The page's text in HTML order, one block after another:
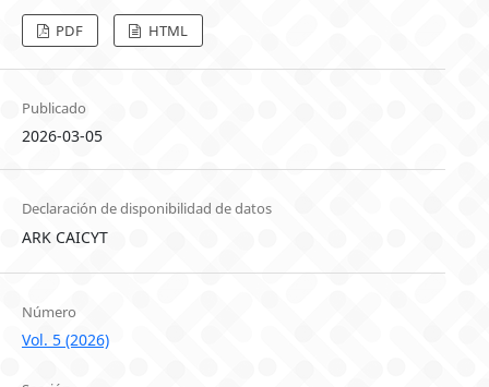
PDF HTML
Publicado
2026-03-05
Declaración de disponibilidad de datos
ARK CAICYT
Número
Vol. 5 (2026)